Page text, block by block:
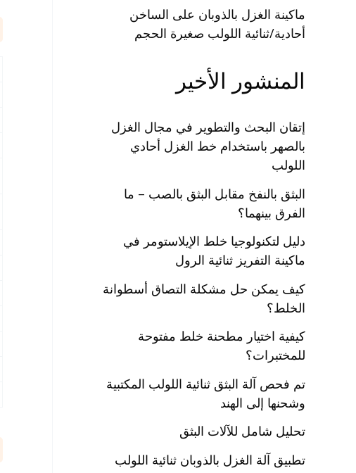
ماكينة الغزل بالذوبان على الساخن
أحادية/ثنائية اللولب صغيرة الحجم
المنشور الأخير
إتقان البحث والتطوير في مجال الغزل
بالصهر باستخدام خط الغزل أحادي
اللولب
البثق بالنفخ مقابل البثق بالصب – ما
الفرق بينهما؟
دليل لتكنولوجيا خلط الإيلاستومر في
ماكينة التفريز ثنائية الرول
كيف يمكن حل مشكلة التصاق أسطوانة
الخلط؟
كيفية اختيار مطحنة خلط مفتوحة
للمختبرات؟
تم فحص آلة البثق ثنائية اللولب المكتبية
وشحنها إلى الهند
تحليل شامل للآلات البثق
تطبيق آلة الغزل بالذوبان ثنائية اللولب